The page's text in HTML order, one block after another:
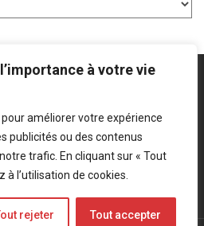
à votre vie
améliorer votre expérience
publicités ou des contenus
trafic. En cliquant sur « Tout
l’utilisation de cookies.
rejeter Tout accepter
confidentialité